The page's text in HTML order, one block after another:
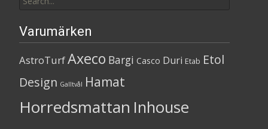
for:
Varumärken
AstroTurfAxeco Bargi Casco Duri Etab Etol
Design Galltvål Hamat
Horredsmattan Inhouse